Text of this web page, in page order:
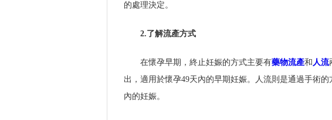
的處理決定。
2.了解流產方式
在懷孕早期，終止妊娠的方式主要有藥物流產和 人流
出，適用於懷孕49天內的早期妊娠。人流則是通過手術
內的妊娠。